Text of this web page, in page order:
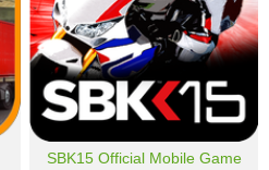
SBK15 Official Mobile Game